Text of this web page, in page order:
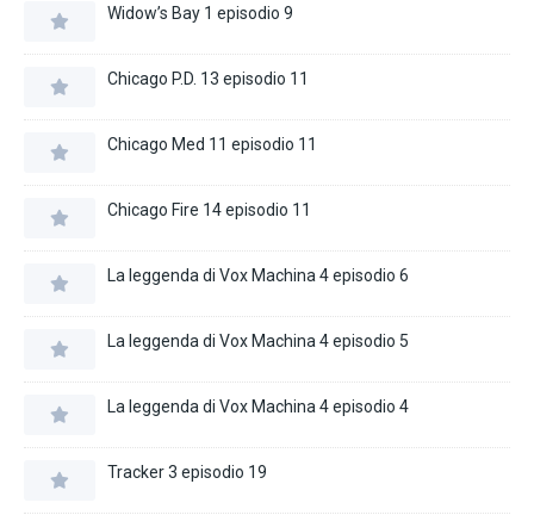
Widow’s Bay 1 episodio 9
Chicago P.D. 13 episodio 11
Chicago Med 11 episodio 11
Chicago Fire 14 episodio 11
La leggenda di Vox Machina 4 episodio 6
La leggenda di Vox Machina 4 episodio 5
La leggenda di Vox Machina 4 episodio 4
Tracker 3 episodio 19